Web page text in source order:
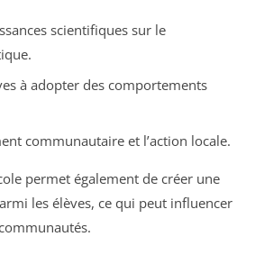
scientifiques sur le
à adopter des comportements
communautaire et l’action locale.
permet également de créer une
les élèves, ce qui peut influencer